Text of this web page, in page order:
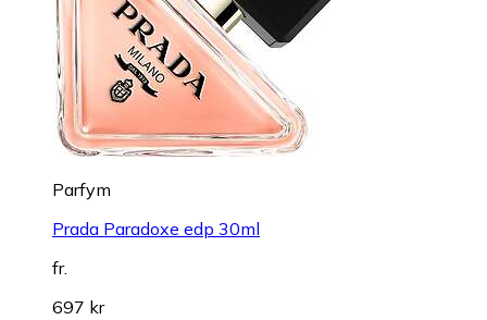
Parfym
Prada Paradoxe edp 30ml
fr.
697 kr